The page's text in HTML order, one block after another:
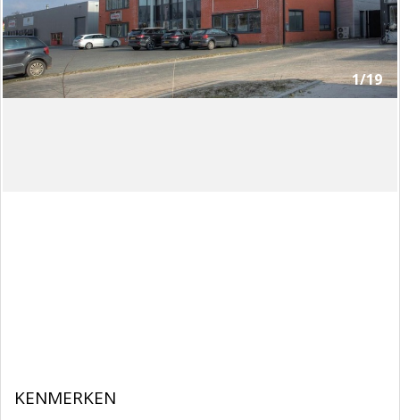
Registreren
Login
1/19
KENMERKEN